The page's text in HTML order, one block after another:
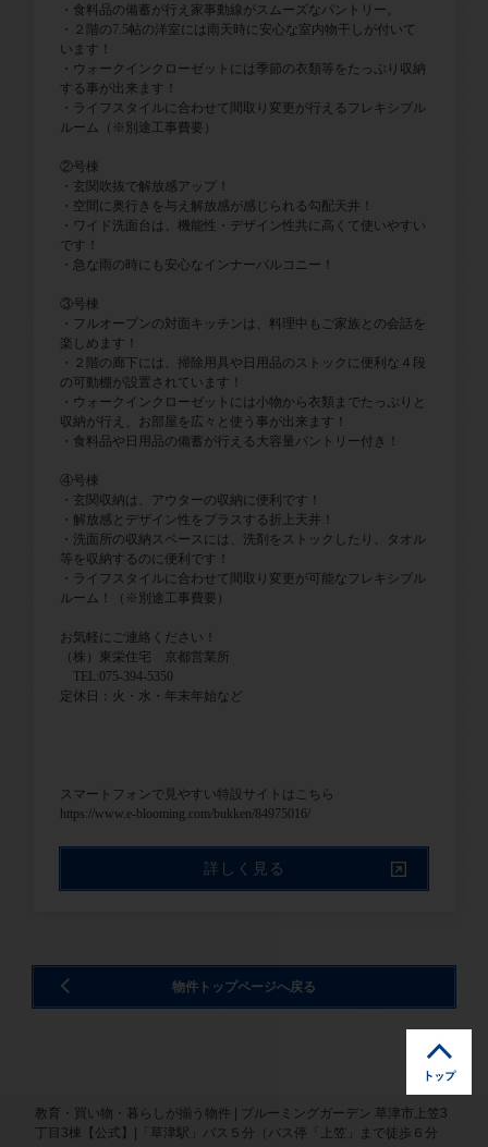
・食料品の備蓄が行え家事動線がスムーズなパントリー。
・２階の7.5帖の洋室には雨天時に安心な室内物干しが付いて
います！
・ウォークインクローゼットには季節の衣類等をたっぷり収納
する事が出来ます！
・ライフスタイルに合わせて間取り変更が行えるフレキシブル
ルーム（※別途工事費要）
②号棟
・玄関吹抜で解放感アップ！
・空間に奥行きを与え解放感が感じられる勾配天井！
・ワイド洗面台は、機能性・デザイン性共に高くて使いやすい
です！
・急な雨の時にも安心なインナーバルコニー！
③号棟
・フルオープンの対面キッチンは、料理中もご家族との会話を
楽しめます！
・２階の廊下には、掃除用具や日用品のストックに便利な４段
の可動棚が設置されています！
・ウォークインクローゼットには小物から衣類までたっぷりと
収納が行え、お部屋を広々と使う事が出来ます！
・食料品や日用品の備蓄が行える大容量パントリー付き！
④号棟
・玄関収納は、アウターの収納に便利です！
・解放感とデザイン性をプラスする折上天井！
・洗面所の収納スペースには、洗剤をストックしたり、タオル
等を収納するのに便利です！
・ライフスタイルに合わせて間取り変更が可能なフレキシブル
ルーム！（※別途工事費要）
お気軽にご連絡ください！
（株）東栄住宅 京都営業所
TEL:075-394-5350
定休日：火・水・年末年始など
スマートフォンで見やすい特設サイトはこちら
https://www.e-blooming.com/bukken/84975016/
詳しく見る
物件トップページへ戻る
教育・買い物・暮らしが揃う物件 | ブルーミングガーデン 草津市上笠3
丁目3棟【公式】|「草津駅」バス５分（バス停「上笠」まで徒歩６分